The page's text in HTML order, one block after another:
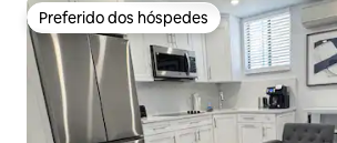
Preferido dos hóspedes
Preferido dos hóspedes